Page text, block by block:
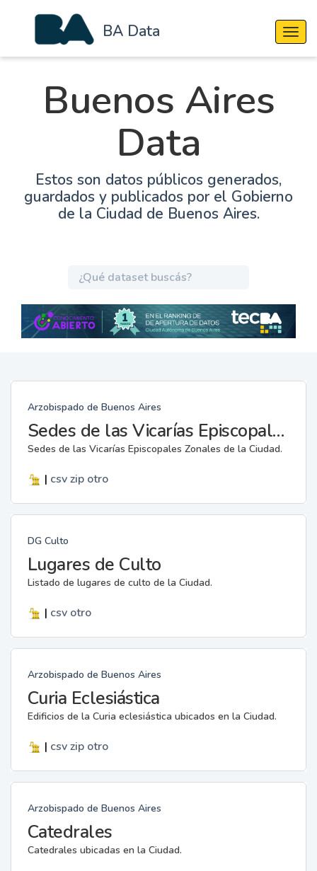
BA Data
Buenos Aires
Data
Estos son datos públicos generados,
guardados y publicados por el Gobierno
de la Ciudad de Buenos Aires.
Arzobispado de Buenos Aires
Sedes de las Vicarías Episcopales Zonales
Sedes de las Vicarías Episcopales Zonales de la Ciudad.
| csv zip otro
DG Culto
Lugares de Culto
Listado de lugares de culto de la Ciudad.
| csv otro
Arzobispado de Buenos Aires
Curia Eclesiástica
Edificios de la Curia eclesiástica ubicados en la Ciudad.
| csv zip otro
Arzobispado de Buenos Aires
Catedrales
Catedrales ubicadas en la Ciudad.